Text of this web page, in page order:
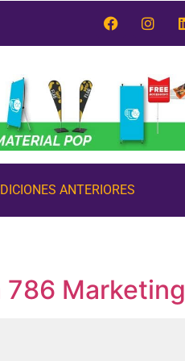
ANTERIORES
786 Marketing